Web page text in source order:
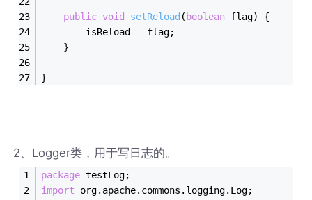
public void setReload ( boolean flag)
{
        isReload = flag;
    }
}
2、Logger类，用于写日志的。
package testLog;
import org.apache.commons.logging.Log;